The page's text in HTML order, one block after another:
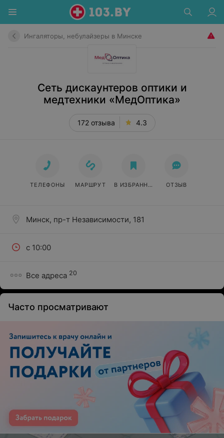
Ингаляторы, небулайзеры в Минске
Сеть дискаунтеров оптики и
медтехники «МедОптика»
172 отзыва 4.3
Минск, пр-т Независимости, 181
с 10:00
Все адреса 20
ТЕЛЕФОНЫ МАРШРУТ В ИЗБРАННОЕ ОТЗЫВ
Часто просматривают